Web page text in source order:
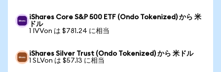
iShares Core S&P 500 ETF (Ondo Tokenized) から 米
ドル
1 IVVon は $781.24 に相当
iShares Silver Trust (Ondo Tokenized) から 米ドル
1 SLVon は $57.13 に相当